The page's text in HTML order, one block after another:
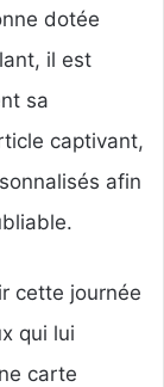
dotée
il est
sa
captivant,
afin
cette journée
qui lui
carte